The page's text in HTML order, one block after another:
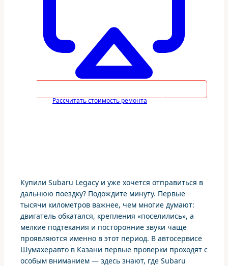
Рассчитать стоимость ремонта
Купили Subaru Legacy и уже хочется отправиться в
дальнюю поездку? Подождите минуту. Первые
тысячи километров важнее, чем многие думают:
двигатель обкатался, крепления «поселились», а
мелкие подтекания и посторонние звуки чаще
проявляются именно в этот период. В автосервисе
Шумахеравто в Казани первые проверки проходят с
особым вниманием — здесь знают, где Subaru